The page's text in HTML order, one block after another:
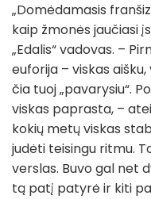
„Domėdamasis
kaip žmonės jaučiasi
„Edalis“ vadovas. –
euforija – viskas
čia tuoj „pavarysiu“.
viskas paprasta, –
kokių metų viskas
judėti teisingu ritmu.
verslas. Buvo gal net
tą patį patyrė ir kiti